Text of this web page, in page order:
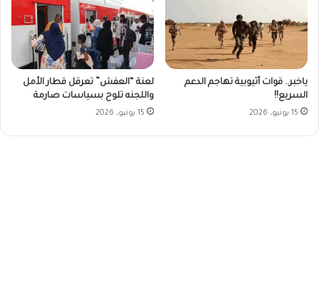
ياخبر.. قوات أثيوبية تهاجم الدعم
السريع!!
15 يونيو، 2026
لعنة “العفش” تعرقل قطار الأمل
واللجنه تلوح بسياسات صارمة
15 يونيو، 2026